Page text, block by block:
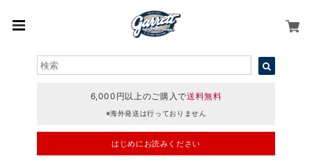
6,000円以上のご購入で送料無料
※海外発送は行っておりません
はじめにお読みください